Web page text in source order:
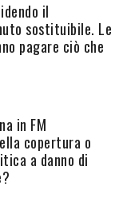
il
sostituibile. Le
pagare ciò che
in FM
copertura o
a danno di